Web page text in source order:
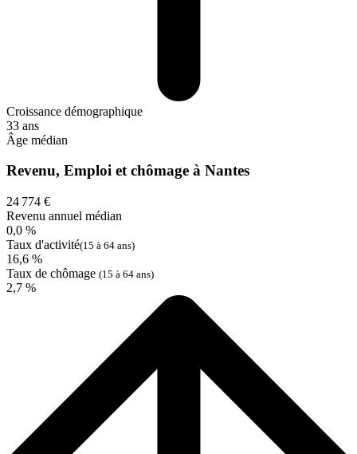
Croissance démographique
33 ans
Âge médian
Revenu, Emploi et chômage à Nantes
24 774 €
Revenu annuel médian
0,0 %
Taux d'activité(15 à 64 ans)
16,6 %
Taux de chômage (15 à 64 ans)
2,7 %